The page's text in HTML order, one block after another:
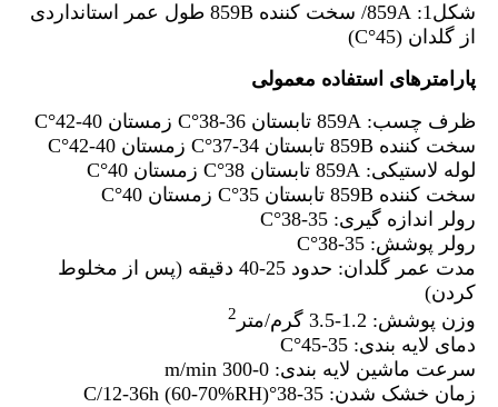
شکل1: 859A/ سخت کننده 859B طول عمر استانداردی
از گلدان (45°C)
پارامترهای استفاده معمولی
ظرف چسب: 859A تابستان 36-38°C زمستان 40-42°C
سخت کننده 859B تابستان 34-37°C زمستان 40-42°C
لوله لاستیکی: 859A تابستان 38°C زمستان 40°C
سخت کننده 859B تابستان 35°C زمستان 40°C
رولر اندازه گیری: 35-38°C
رولر پوشش: 35-38°C
مدت عمر گلدان: حدود 25-40 دقیقه (پس از مخلوط
کردن)
وزن پوشش: 1.2-3.5 گرم/متر
2
دمای لایه بندی: 35-45°C
سرعت ماشین لایه بندی: 0-300 m/min
زمان خشک شدن: 35-38°C/12-36h (60-70%RH)